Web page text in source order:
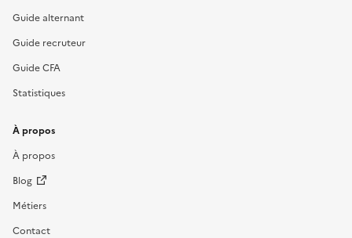
Guide alternant
Guide recruteur
Guide CFA
Statistiques
À propos
À propos
Blog
Métiers
Contact